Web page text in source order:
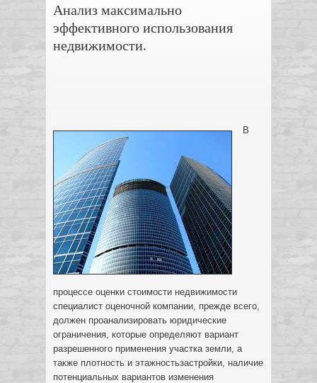
Анализ максимально
эффективного использования
недвижимости.
В
процессе оценки стоимости недвижимости
специалист оценочной компании, прежде всего,
должен проанализировать юридические
ограничения, которые определяют вариант
разрешенного применения участка земли, а
также плотность и этажностьзастройки, наличие
потенциальных вариантов изменения